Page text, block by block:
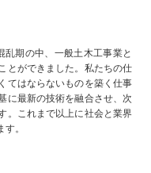
乱期の中、一般土木工事業と
とができました。私たちの仕
てはならないものを築く仕事
に最新の技術を融合させ、次
。これまで以上に社会と業界
。